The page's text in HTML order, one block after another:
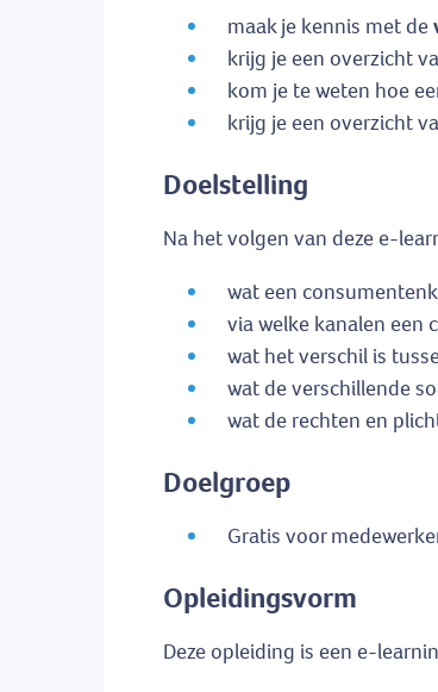
maak je kennis met de
krijg je een overzicht
kom je te weten hoe
krijg je een overzicht
Doelstelling
Na het volgen van deze e-
wat een
via welke kanalen een
wat het verschil is
wat de verschillende
wat de rechten en
Doelgroep
Gratis voor
Opleidingsvorm
Deze opleiding is een e-